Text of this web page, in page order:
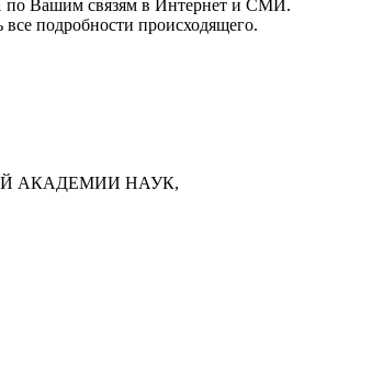
по Вашим связям в Интернет и СМИ.
подробности происходящего.
АКАДЕМИИ НАУК,